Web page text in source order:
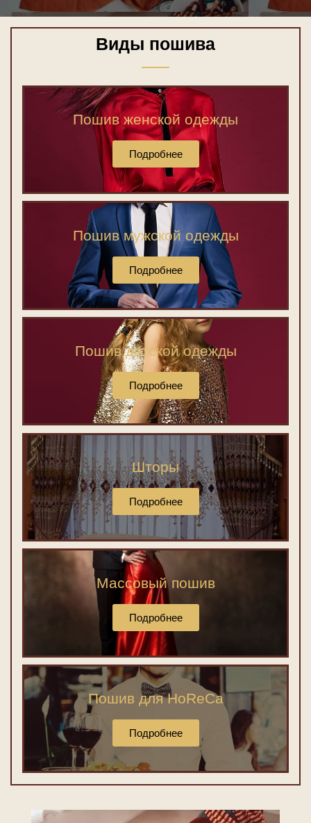
Виды пошива
Пошив женской одежды
Подробнее
Пошив мужской одежды
Подробнее
Пошив детской одежды
Подробнее
Шторы
Подробнее
Массовый пошив
Подробнее
Пошив для HoReCa
Подробнее